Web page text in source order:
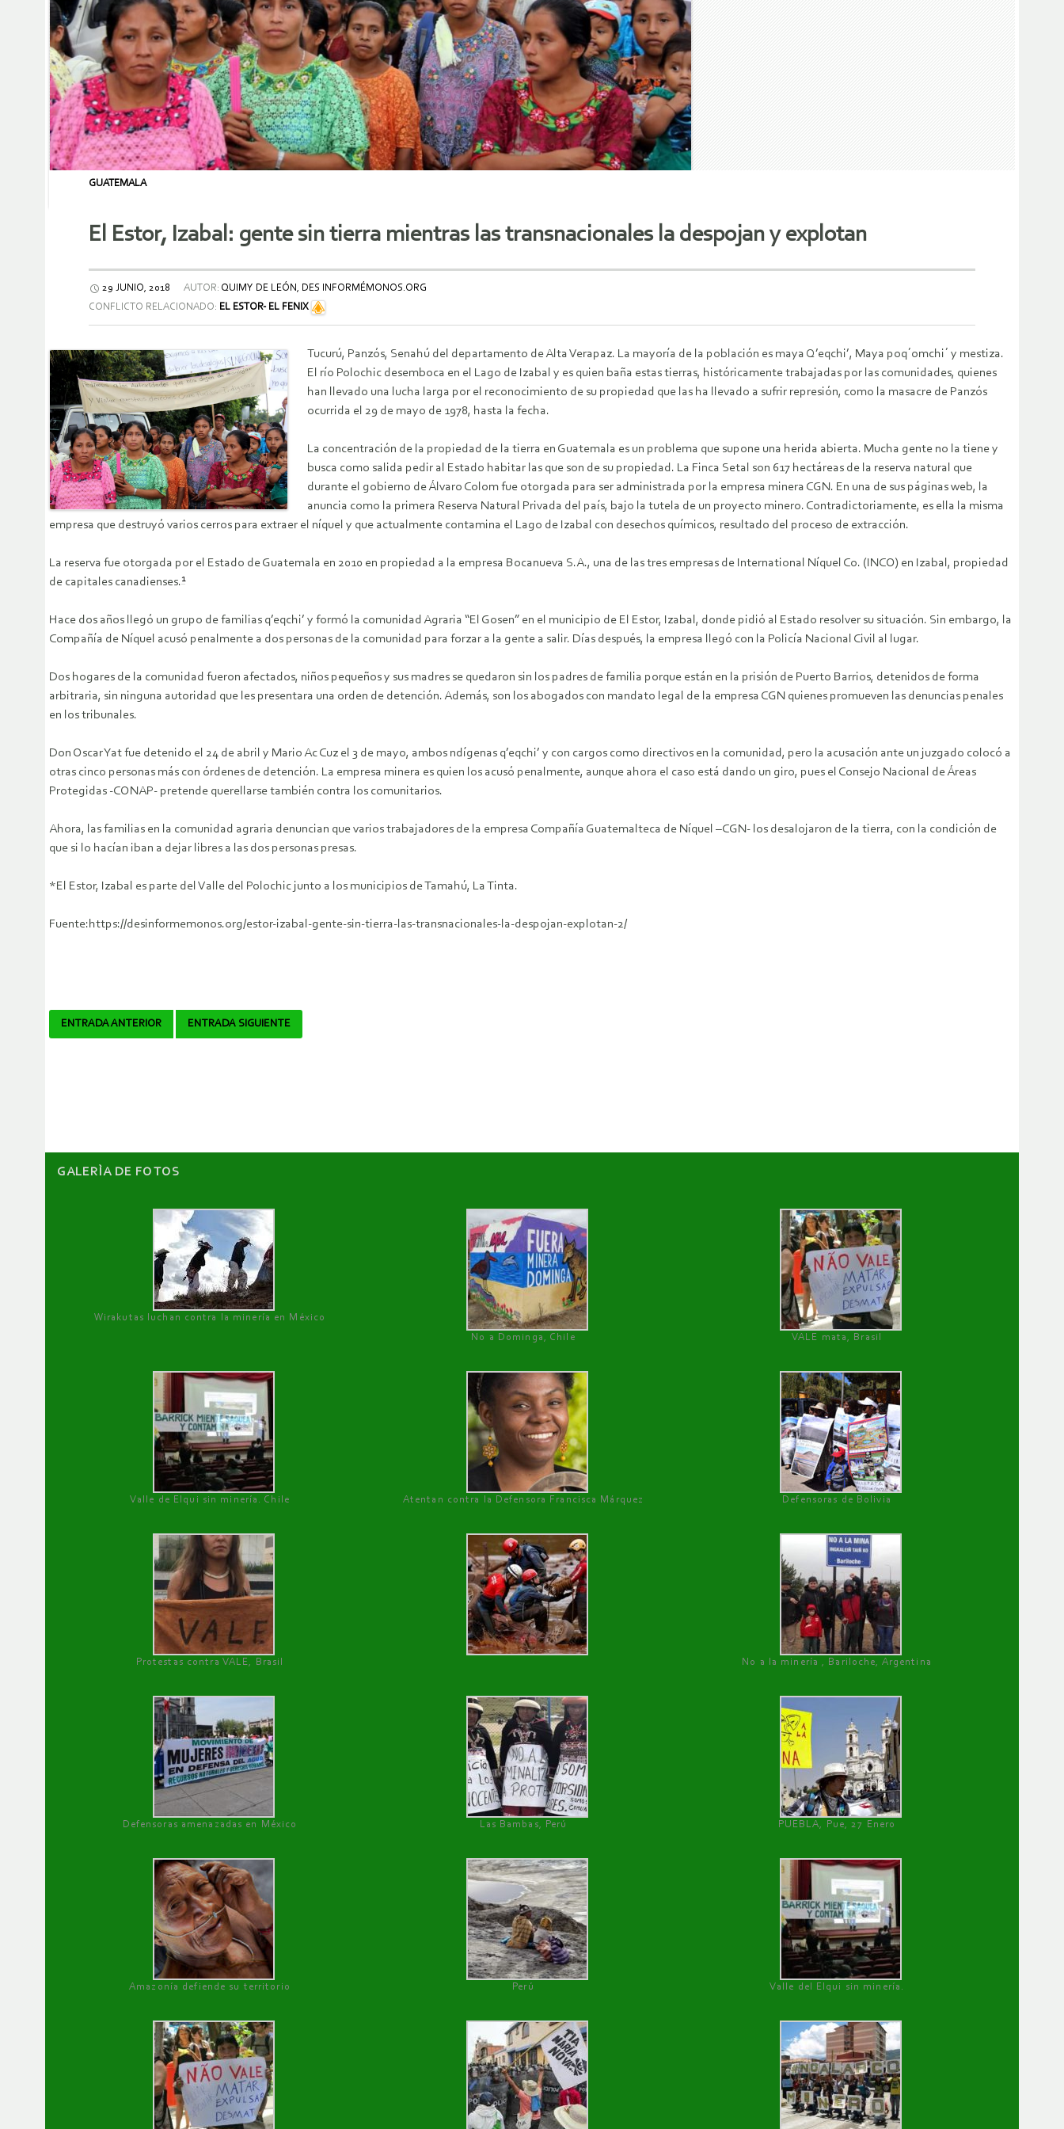
GUATEMALA
El Estor, Izabal: gente sin tierra mientras las transnacionales la despojan y explotan
29 JUNIO, 2018 AUTOR: QUIMY DE LEÓN, DES INFORMÉMONOS.ORG
CONFLICTO RELACIONADO: EL ESTOR- EL FENIX
Tucurú, Panzós, Senahú del departamento de Alta Verapaz. La mayoría de la población es maya Q’eqchi’, Maya poq´omchi´ y mestiza.
El río Polochic desemboca en el Lago de Izabal y es quien baña estas tierras, históricamente trabajadas por las comunidades, quienes
han llevado una lucha larga por el reconocimiento de su propiedad que las ha llevado a sufrir represión, como la masacre de Panzós
ocurrida el 29 de mayo de 1978, hasta la fecha.
La concentración de la propiedad de la tierra en Guatemala es un problema que supone una herida abierta. Mucha gente no la tiene y
busca como salida pedir al Estado habitar las que son de su propiedad. La Finca Setal son 617 hectáreas de la reserva natural que
durante el gobierno de Álvaro Colom fue otorgada para ser administrada por la empresa minera CGN. En una de sus páginas web, la
anuncia como la primera Reserva Natural Privada del país, bajo la tutela de un proyecto minero. Contradictoriamente, es ella la misma
empresa que destruyó varios cerros para extraer el níquel y que actualmente contamina el Lago de Izabal con desechos químicos, resultado del proceso de extracción.
La reserva fue otorgada por el Estado de Guatemala en 2010 en propiedad a la empresa Bocanueva S.A., una de las tres empresas de International Níquel Co. (INCO) en Izabal, propiedad
de capitales canadienses.1
Hace dos años llegó un grupo de familias q’eqchi’ y formó la comunidad Agraria “El Gosen” en el municipio de El Estor, Izabal, donde pidió al Estado resolver su situación. Sin embargo, la
Compañía de Níquel acusó penalmente a dos personas de la comunidad para forzar a la gente a salir. Días después, la empresa llegó con la Policía Nacional Civil al lugar.
Dos hogares de la comunidad fueron afectados, niños pequeños y sus madres se quedaron sin los padres de familia porque están en la prisión de Puerto Barrios, detenidos de forma
arbitraria, sin ninguna autoridad que les presentara una orden de detención. Además, son los abogados con mandato legal de la empresa CGN quienes promueven las denuncias penales
en los tribunales.
Don Oscar Yat fue detenido el 24 de abril y Mario Ac Cuz el 3 de mayo, ambos ndígenas q’eqchi’ y con cargos como directivos en la comunidad, pero la acusación ante un juzgado colocó a
otras cinco personas más con órdenes de detención. La empresa minera es quien los acusó penalmente, aunque ahora el caso está dando un giro, pues el Consejo Nacional de Áreas
Protegidas -CONAP- pretende querellarse también contra los comunitarios.
Ahora, las familias en la comunidad agraria denuncian que varios trabajadores de la empresa Compañía Guatemalteca de Níquel –CGN- los desalojaron de la tierra, con la condición de
que si lo hacían iban a dejar libres a las dos personas presas.
*El Estor, Izabal es parte del Valle del Polochic junto a los municipios de Tamahú, La Tinta.
Fuente:https://desinformemonos.org/estor-izabal-gente-sin-tierra-las-transnacionales-la-despojan-explotan-2/
Navegador
ENTRADA ANTERIOR ENTRADA SIGUIENTE
GALERÌA DE FOTOS
Wirakutas luchan contra la minería en México
No a Dominga, Chile
VALE mata, Brasil
Valle de Elqui sin minería. Chile Atentan contra la Defensora Francisca Márquez Defensoras de Bolivia
Protestas contra VALE, Brasil No a la minería , Bariloche, Argentina
Defensoras amenazadas en México Las Bambas, Perú PUEBLA, Pue, 27 Enero
Amazonía defiende su territorio Perú Valle del Elqui sin minería.